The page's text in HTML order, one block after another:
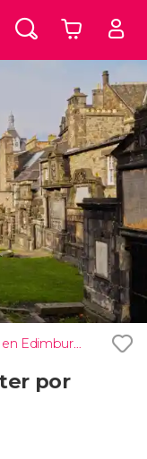
Free tours en Edimburgo
por